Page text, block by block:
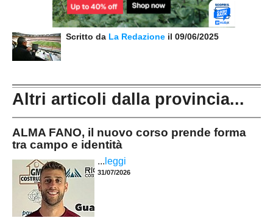
Scritto da La Redazione il 09/06/2025
Altri articoli dalla provincia...
ALMA FANO, il nuovo corso prende forma
tra campo e identità
... leggi
31/07/2026